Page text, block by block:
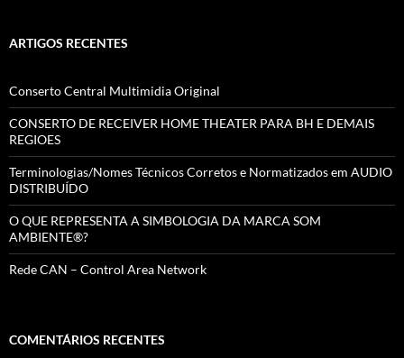
ARTIGOS RECENTES
Conserto Central Multimidia Original
CONSERTO DE RECEIVER HOME THEATER PARA BH E DEMAIS
REGIOES
Terminologias/Nomes Técnicos Corretos e Normatizados em AUDIO
DISTRIBUÍDO
O QUE REPRESENTA A SIMBOLOGIA DA MARCA SOM
AMBIENTE®?
Rede CAN – Control Area Network
COMENTÁRIOS RECENTES